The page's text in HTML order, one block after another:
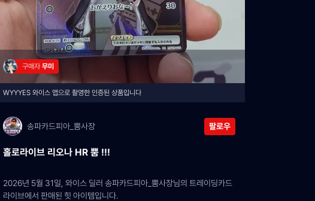
구매자 무미
WYYYES 와이스 앱으로 촬영한 인증된 상품입니다
송파카드피아_뿜사장 팔로우
홀로라이브 리오나 HR 뿜 !!!
2026년 5월 31일, 와이스 딜러 송파카드피아_뿜사장님의 트레이딩카드
라이브에서 판매된 힛 아이템입니다.